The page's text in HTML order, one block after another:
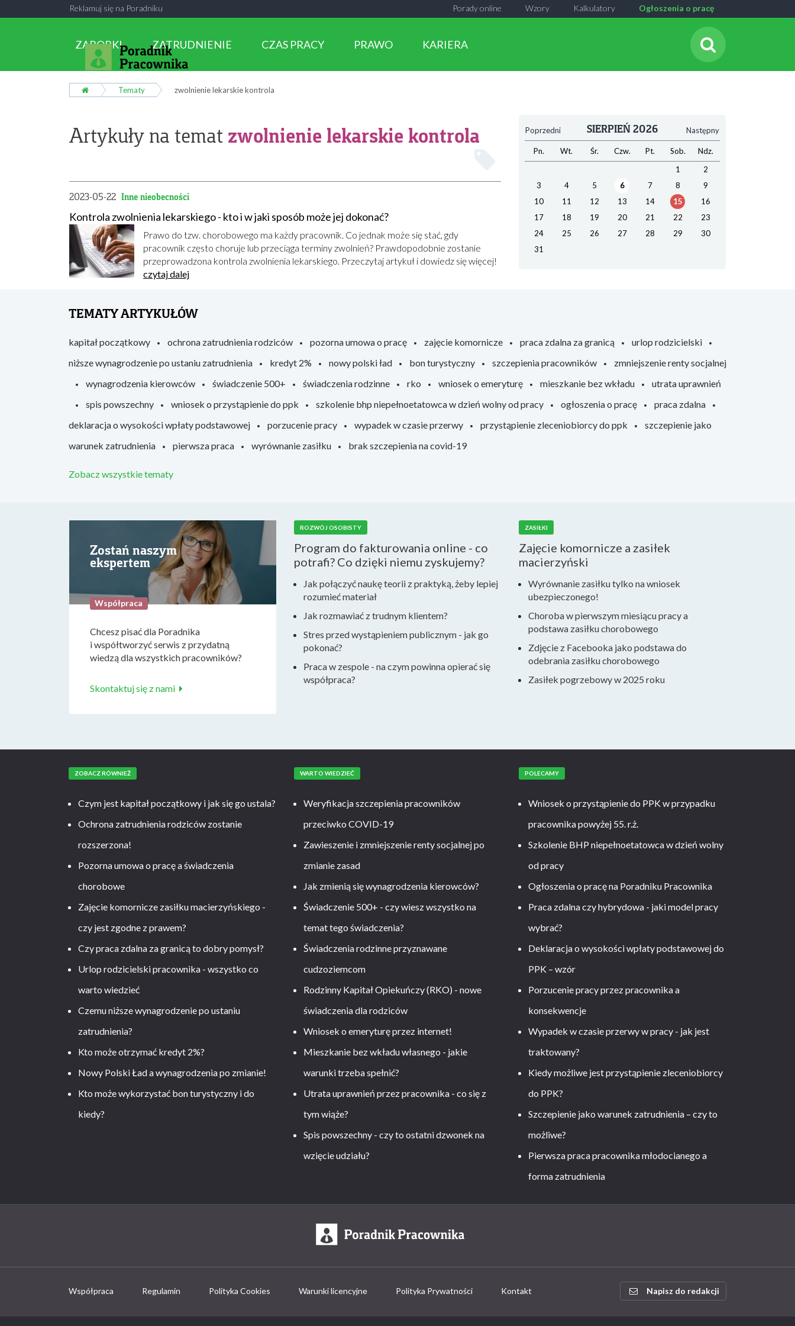
Reklamuj się na Poradniku Ogłoszenia o pracę
Kalkulatory
Wzory
Porady online
ZAROBKI ZATRUDNIENIE CZAS PRACY PRAWO KARIERA
Tematy zwolnienie lekarskie kontrola
Artykuły na temat zwolnienie lekarskie kontrola
2023-05-22 Inne nieobecności
Kontrola zwolnienia lekarskiego - kto i w jaki sposób może jej dokonać?
Prawo do tzw. chorobowego ma każdy pracownik. Co jednak może się stać, gdy
pracownik często choruje lub przeciąga terminy zwolnień? Prawdopodobnie zostanie
przeprowadzona kontrola zwolnienia lekarskiego. Przeczytaj artykuł i dowiedz się więcej!
czytaj dalej
Poprzedni Następny
SIERPIEŃ 2026
Pn. Wt. Śr. Czw. Pt. Sob.
Ndz.
1
2
3
4 5 6 7 8
9
10
11 12 13 14 15
16
17
18 19 20 21 22
23
24
25 26 27 28 29
30
31
TEMATY ARTYKUŁÓW
kapitał początkowy ochrona zatrudnienia rodziców pozorna umowa o pracę zajęcie komornicze praca zdalna za granicą
urlop rodzicielski
niższe wynagrodzenie po ustaniu zatrudnienia
kredyt 2% nowy polski ład bon turystyczny szczepienia pracowników
zmniejszenie renty socjalnej
wynagrodzenia kierowców
świadczenie 500+ świadczenia rodzinne rko wniosek o emeryturę mieszkanie bez wkładu
utrata uprawnień
spis powszechny
wniosek o przystąpienie do ppk szkolenie bhp niepełnoetatowca w dzień wolny od pracy ogłoszenia o pracę
praca zdalna
deklaracja o wysokości wpłaty podstawowej
porzucenie pracy wypadek w czasie przerwy przystąpienie zleceniobiorcy do ppk
szczepienie jako
warunek zatrudnienia
pierwsza praca wyrównanie zasiłku brak szczepienia na covid-19
Zobacz wszystkie tematy
Zostań naszym
ekspertem
Współpraca
Chcesz pisać dla Poradnika
i współtworzyć serwis z przydatną
wiedzą dla wszystkich pracowników?
Skontaktuj się z nami
ROZWÓJ OSOBISTY
Program do fakturowania online - co
potrafi? Co dzięki niemu zyskujemy?
Jak połączyć naukę teorii z praktyką, żeby lepiej
rozumieć materiał
Jak rozmawiać z trudnym klientem?
Stres przed wystąpieniem publicznym - jak go
pokonać?
Praca w zespole - na czym powinna opierać się
współpraca?
ZASIŁKI
Zajęcie komornicze a zasiłek
macierzyński
Wyrównanie zasiłku tylko na wniosek
ubezpieczonego!
Choroba w pierwszym miesiącu pracy a
podstawa zasiłku chorobowego
Zdjęcie z Facebooka jako podstawa do
odebrania zasiłku chorobowego
Zasiłek pogrzebowy w 2025 roku
ZOBACZ RÓWNIEŻ
Czym jest kapitał początkowy i jak się go ustala?
Ochrona zatrudnienia rodziców zostanie
rozszerzona!
Pozorna umowa o pracę a świadczenia
chorobowe
Zajęcie komornicze zasiłku macierzyńskiego -
czy jest zgodne z prawem?
Czy praca zdalna za granicą to dobry pomysł?
Urlop rodzicielski pracownika - wszystko co
warto wiedzieć
Czemu niższe wynagrodzenie po ustaniu
zatrudnienia?
Kto może otrzymać kredyt 2%?
Nowy Polski Ład a wynagrodzenia po zmianie!
Kto może wykorzystać bon turystyczny i do
kiedy?
WARTO WIEDZIEĆ
Weryfikacja szczepienia pracowników
przeciwko COVID-19
Zawieszenie i zmniejszenie renty socjalnej po
zmianie zasad
Jak zmienią się wynagrodzenia kierowców?
Świadczenie 500+ - czy wiesz wszystko na
temat tego świadczenia?
Świadczenia rodzinne przyznawane
cudzoziemcom
Rodzinny Kapitał Opiekuńczy (RKO) - nowe
świadczenia dla rodziców
Wniosek o emeryturę przez internet!
Mieszkanie bez wkładu własnego - jakie
warunki trzeba spełnić?
Utrata uprawnień przez pracownika - co się z
tym wiąże?
Spis powszechny - czy to ostatni dzwonek na
wzięcie udziału?
POLECAMY
Wniosek o przystąpienie do PPK w przypadku
pracownika powyżej 55. r.ż.
Szkolenie BHP niepełnoetatowca w dzień wolny
od pracy
Ogłoszenia o pracę na Poradniku Pracownika
Praca zdalna czy hybrydowa - jaki model pracy
wybrać?
Deklaracja o wysokości wpłaty podstawowej do
PPK – wzór
Porzucenie pracy przez pracownika a
konsekwencje
Wypadek w czasie przerwy w pracy - jak jest
traktowany?
Kiedy możliwe jest przystąpienie zleceniobiorcy
do PPK?
Szczepienie jako warunek zatrudnienia – czy to
możliwe?
Pierwsza praca pracownika młodocianego a
forma zatrudnienia
Współpraca Regulamin Polityka Cookies Warunki licencyjne Polityka Prywatności Kontakt Napisz do redakcji